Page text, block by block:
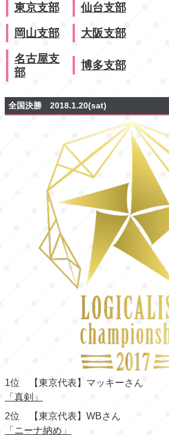
東京支部 仙台支部
岡山支部 大阪支部
名古屋支
部
博多支部
全国決勝 2018.1.20(sat)
1位 【東京代表】マッキーさん
「真剣」
2位 【東京代表】WBさん
「ニーナ納め」